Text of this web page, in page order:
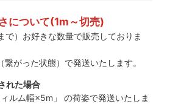
について(1m～切売)
）お好きな数量で販売しておりま
がった状態）で発送いたします。
れた場合
ィルム幅×5m」 の荷姿で発送いたしま